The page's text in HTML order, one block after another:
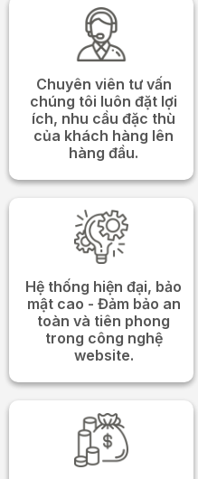
Chuyên viên tư vấn
chúng tôi luôn đặt lợi
ích, nhu cầu đặc thù
của khách hàng lên
hàng đầu.
Hệ thống hiện đại, bảo
mật cao - Đảm bảo an
toàn và tiên phong
trong công nghệ
website.